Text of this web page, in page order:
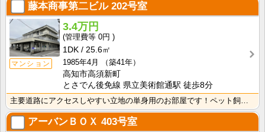
藤本商事第二ビル202号室
マンション
3.4万円
0円
1DK
25.6㎡
1985年4月
（築41年）
高知市高須新町
とさでん後免線 県立美術館通駅 徒歩8分
主要道路にアクセスしやすい立地の単身用のお部屋です！ペット飼育相談可☆南向きバルコニー・日当たり良好･･･
アーバンＢＯＸ 403号室